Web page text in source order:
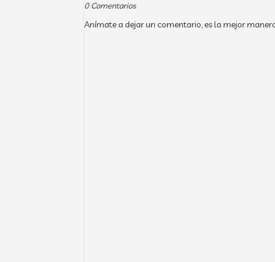
0 Comentarios
Anímate a dejar un comentario, es la mejor